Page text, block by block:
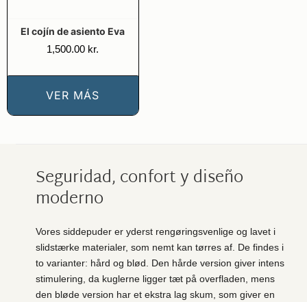
El cojín de asiento Eva
1,500.00 kr.
VER MÁS
Seguridad, confort y diseño
moderno
Vores siddepuder er yderst rengøringsvenlige og lavet i
slidstærke materialer, som nemt kan tørres af. De findes i
to varianter: hård og blød. Den hårde version giver intens
stimulering, da kuglerne ligger tæt på overfladen, mens
den bløde version har et ekstra lag skum, som giver en